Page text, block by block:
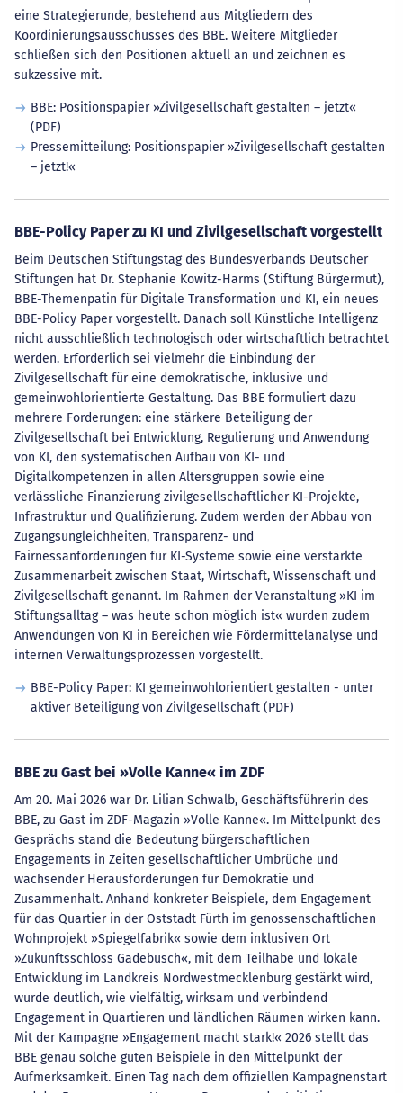
eine Strategierunde, bestehend aus Mitgliedern des
Koordinierungsausschusses des BBE. Weitere Mitglieder
schließen sich den Positionen aktuell an und zeichnen es
sukzessive mit.
BBE: Positionspapier »Zivilgesellschaft gestalten – jetzt«
(PDF)
Pressemitteilung: Positionspapier »Zivilgesellschaft gestalten
– jetzt!«
BBE-Policy Paper zu KI und Zivilgesellschaft vorgestellt
Beim Deutschen Stiftungstag des Bundesverbands Deutscher
Stiftungen hat Dr. Stephanie Kowitz-Harms (Stiftung Bürgermut),
BBE-Themenpatin für Digitale Transformation und KI, ein neues
BBE-Policy Paper vorgestellt. Danach soll Künstliche Intelligenz
nicht ausschließlich technologisch oder wirtschaftlich betrachtet
werden. Erforderlich sei vielmehr die Einbindung der
Zivilgesellschaft für eine demokratische, inklusive und
gemeinwohlorientierte Gestaltung. Das BBE formuliert dazu
mehrere Forderungen: eine stärkere Beteiligung der
Zivilgesellschaft bei Entwicklung, Regulierung und Anwendung
von KI, den systematischen Aufbau von KI- und
Digitalkompetenzen in allen Altersgruppen sowie eine
verlässliche Finanzierung zivilgesellschaftlicher KI-Projekte,
Infrastruktur und Qualifizierung. Zudem werden der Abbau von
Zugangsungleichheiten, Transparenz- und
Fairnessanforderungen für KI-Systeme sowie eine verstärkte
Zusammenarbeit zwischen Staat, Wirtschaft, Wissenschaft und
Zivilgesellschaft genannt. Im Rahmen der Veranstaltung »KI im
Stiftungsalltag – was heute schon möglich ist« wurden zudem
Anwendungen von KI in Bereichen wie Fördermittelanalyse und
internen Verwaltungsprozessen vorgestellt.
BBE-Policy Paper: KI gemeinwohlorientiert gestalten - unter
aktiver Beteiligung von Zivilgesellschaft (PDF)
BBE zu Gast bei »Volle Kanne« im ZDF
Am 20. Mai 2026 war Dr. Lilian Schwalb, Geschäftsführerin des
BBE, zu Gast im ZDF-Magazin »Volle Kanne«. Im Mittelpunkt des
Gesprächs stand die Bedeutung bürgerschaftlichen
Engagements in Zeiten gesellschaftlicher Umbrüche und
wachsender Herausforderungen für Demokratie und
Zusammenhalt. Anhand konkreter Beispiele, dem Engagement
für das Quartier in der Oststadt Fürth im genossenschaftlichen
Wohnprojekt »Spiegelfabrik« sowie dem inklusiven Ort
»Zukunftsschloss Gadebusch«, mit dem Teilhabe und lokale
Entwicklung im Landkreis Nordwestmecklenburg gestärkt wird,
wurde deutlich, wie vielfältig, wirksam und verbindend
Engagement in Quartieren und ländlichen Räumen wirken kann.
Mit der Kampagne »Engagement macht stark!« 2026 stellt das
BBE genau solche guten Beispiele in den Mittelpunkt der
Aufmerksamkeit. Einen Tag nach dem offiziellen Kampagnenstart